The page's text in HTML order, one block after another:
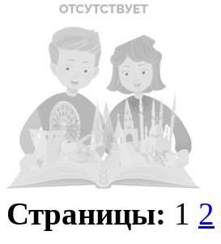
Страницы: 1 2